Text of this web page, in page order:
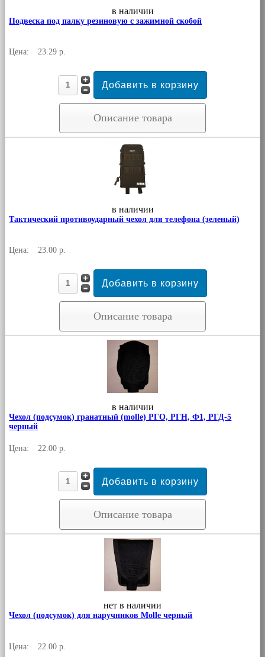
в наличии
Подвеска под палку резиновую с зажимной скобой
Цена: 23.29 р.
Описание товара
в наличии
Тактический противоударный чехол для телефона (зеленый)
Цена: 23.00 р.
Описание товара
в наличии
Чехол (подсумок) гранатный (molle) РГО, РГН, Ф1, РГД-5
черный
Цена: 22.00 р.
Описание товара
нет в наличии
Чехол (подсумок) для наручников Molle черный
Цена: 22.00 р.